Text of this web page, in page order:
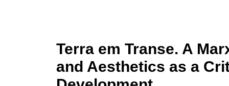
Terra em Transe. A
and Aesthetics as a